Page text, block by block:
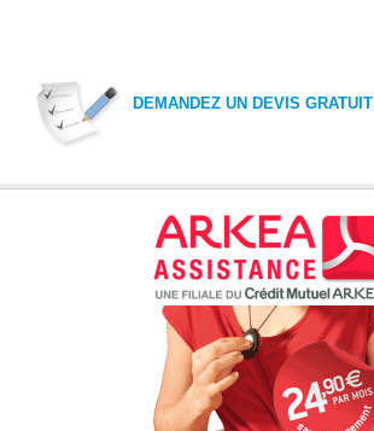
DEMANDEZ UN DEVIS GRATUIT